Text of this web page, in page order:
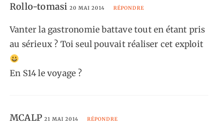
Rollo-tomasi 20 MAI 2014 RÉPONDRE
Vanter la gastronomie battave tout en étant pris
au sérieux ? Toi seul pouvait réaliser cet exploit
En S14 le voyage ?
MCALP21 MAI 2014 RÉPONDRE